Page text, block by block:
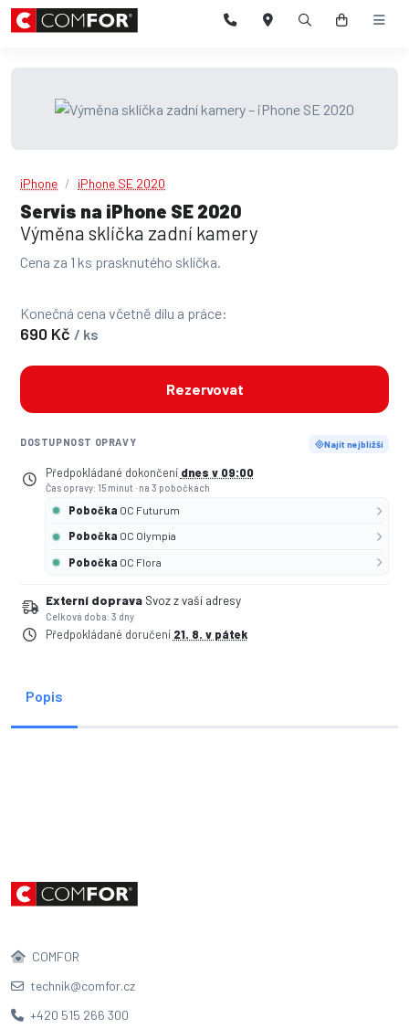
iPhone iPhone SE 2020
Servis na iPhone SE 2020
Výměna sklíčka zadní kamery
Cena za 1 ks prasknutého sklíčka.
Konečná cena včetně dílu a práce:
690 Kč / ks
Rezervovat
DOSTUPNOST OPRAVY Najít nejbližší
Předpokládané dokončení dnes v 09:00
Čas opravy: 15 minut · na 3 pobočkách
Pobočka OC Futurum
Pobočka OC Olympia
Pobočka OC Flora
Externí doprava Svoz z vaší adresy
Celková doba: 3 dny
Předpokládané doručení 21. 8. v pátek
Popis
COMFOR
technik@comfor.cz
+420 515 266 300